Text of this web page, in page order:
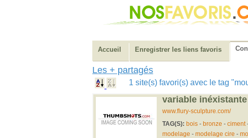
Accueil Enregistrer les liens favoris
Les + partagés
1 site(s) favori(s) avec le tag
variable inéxistante
www.flury-sculpture.com/
TAG(S): bois- bronze - ciment
modelage - modelage cire -